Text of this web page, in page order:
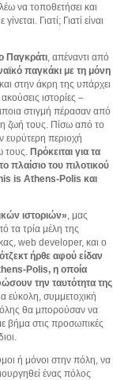
να τοποθετήσει και
Γιατί; Γιατί είναι
Παγκράτι , απέναντι από
παγκάκι με τη μόνη
και στην άκρη της υπάρχει
ιστορίες –
στιγμή πέρασαν από
ζωή τους. Πίσω από το
ευρύτερη περιοχή
τους. Πρόκειται για τα
πλαίσιο του πιλοτικού
is Athens-Polis και
ιστοριών» , μας
τα τρία μέλη της
web developer, και ο
ήρθε αφού είδαν
Polis, η οποία
την ταυτότητα της
εύκολη, συμμετοχική
θα μπορούσαν να
βήμα στις προσωπικές
ή μόνοι στην πόλη, να
ένας πόλος